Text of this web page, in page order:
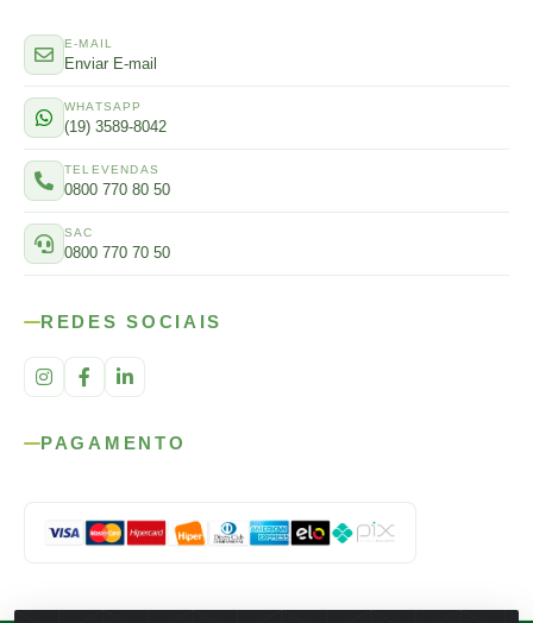
E-MAIL
Enviar E-mail
WHATSAPP
(19) 3589-8042
TELEVENDAS
0800 770 80 50
SAC
0800 770 70 50
REDES SOCIAIS
PAGAMENTO